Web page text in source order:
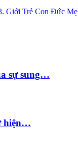
Giới Trẻ Con Đức Mẹ
sự sung…
hiện…